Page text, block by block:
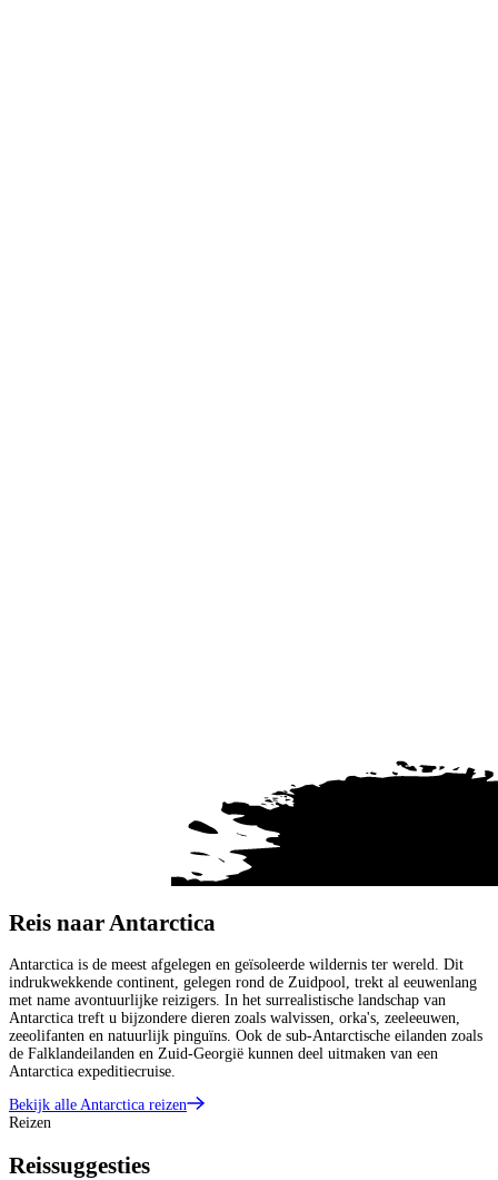
Reis naar Antarctica
Antarctica is de meest afgelegen en geïsoleerde wildernis ter wereld. Dit
indrukwekkende continent, gelegen rond de Zuidpool, trekt al eeuwenlang
met name avontuurlijke reizigers. In het surrealistische landschap van
Antarctica treft u bijzondere dieren zoals walvissen, orka's, zeeleeuwen,
zeeolifanten en natuurlijk pinguïns. Ook de sub-Antarctische eilanden zoals
de Falklandeilanden en Zuid-Georgië kunnen deel uitmaken van een
Antarctica expeditiecruise.
Bekijk alle Antarctica reizen
Reizen
Reissuggesties